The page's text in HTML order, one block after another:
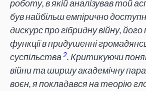
роботу, в якій аналізував той
був найбільш емпірично
дискурс про гібридну війну,
функції в придушенні
суспільства 2. Критикуючи
війни та ширшу академічну
воєн, я покладався на теорію